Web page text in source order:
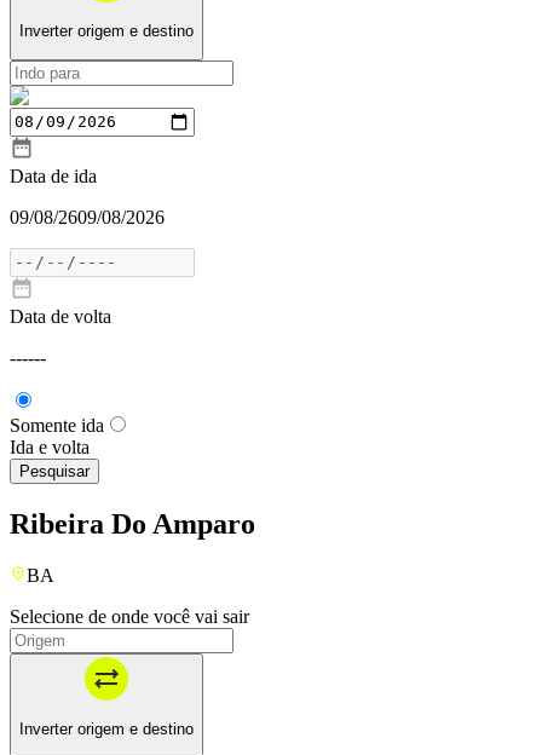
Inverter origem e destino
Data de ida
09/08/2609/08/2026
Data de volta
------
Somente ida
Ida e volta
Pesquisar
Ribeira Do Amparo
BA
Selecione de onde você vai sair
Inverter origem e destino